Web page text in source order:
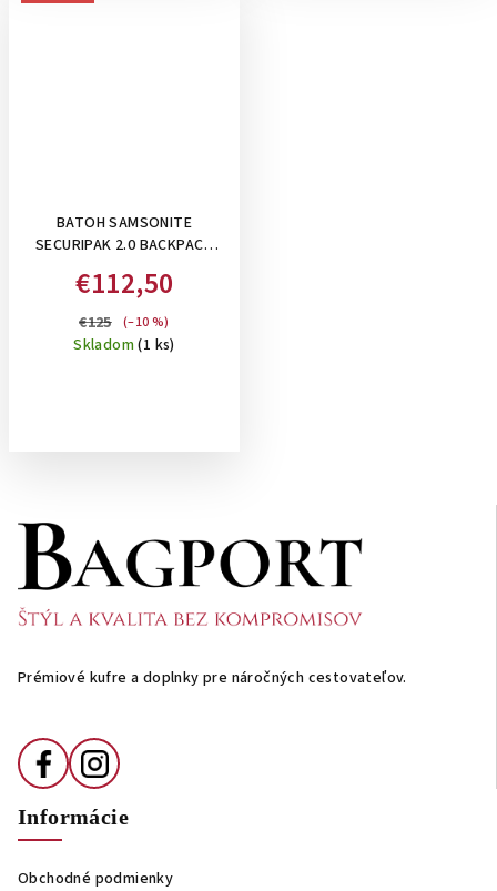
BATOH SAMSONITE
SECURIPAK 2.0 BACKPACK
€112,50
€125 (–10 %)
Skladom(1 ks)
Prémiové kufre a doplnky pre náročných cestovateľov.
Informácie
Obchodné podmienky